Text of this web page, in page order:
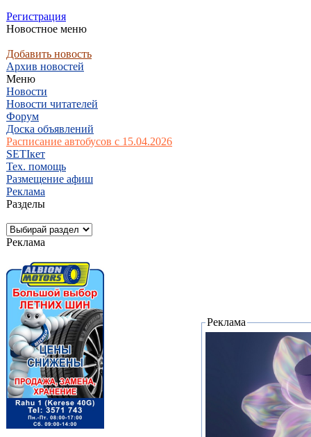
Регистрация
Новостное меню
Добавить новость
Архив новостей
Меню
Новости
Новости читателей
Форум
Доска объявлений
Расписание автобусов с 15.04.2026
SETIкет
Тех. помощь
Размещение афиш
Реклама
Разделы
Реклама
Реклама